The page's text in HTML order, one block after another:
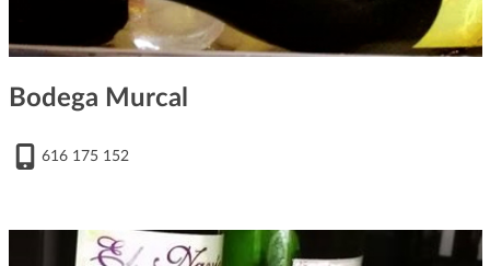
Bodega Murcal
616 175 152